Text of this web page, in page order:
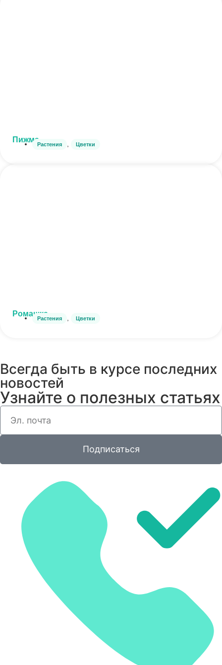
Пижма
Растения Цветки
Ромашкa
Растения Цветки
Всегда быть в курсе последних
новостей
Узнайте о полезных статьях
Подписаться